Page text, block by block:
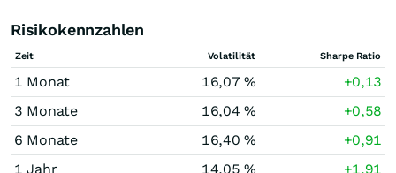
Risikokennzahlen
Zeit Volatilität Sharpe Ratio
1 Monat 16,07 %
+0,13
3 Monate
16,04 %
+0,58
6 Monate
16,40 %
+0,91
1 Jahr
14,05 % +1,91